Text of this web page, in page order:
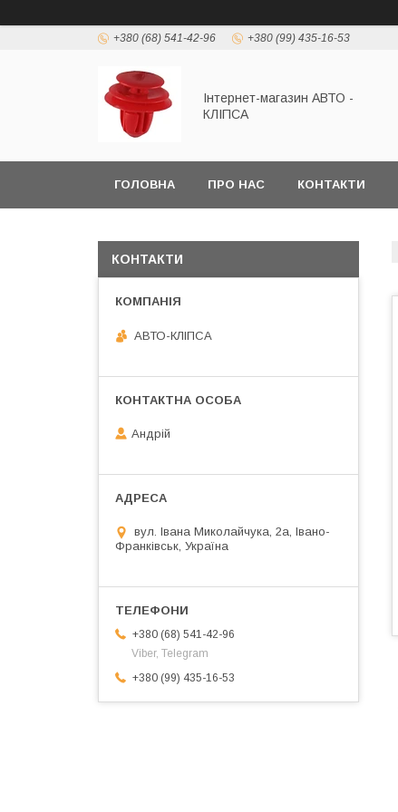
+380 (68) 541-42-96 +380 (99) 435-16-53
Інтернет-магазин АВТО -
КЛІПСА
ГОЛОВНА ПРО НАС КОНТАКТИ
КОНТАКТИ
АВТО-КЛІПСА
Андрій
вул. Івана Миколайчука, 2а, Івано-
Франківськ, Україна
+380 (68) 541-42-96
Viber, Telegram
+380 (99) 435-16-53